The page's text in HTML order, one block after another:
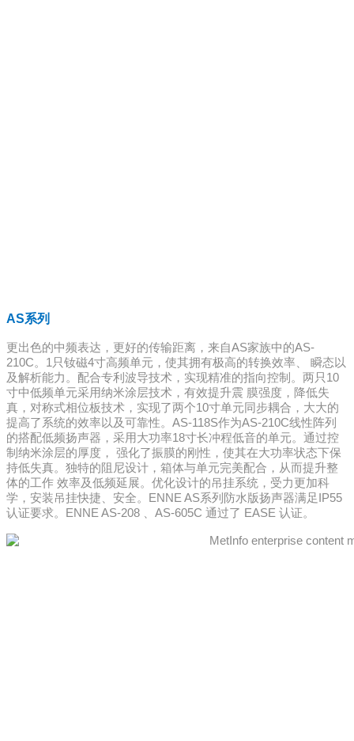
AS系列
更出色的中频表达，更好的传输距离，来自AS家族中的AS‐
210C。1只钕磁4寸高频单元，使其拥有极高的转换效率、 瞬态以
及解析能力。配合专利波导技术，实现精准的指向控制。两只10
寸中低频单元采用纳米涂层技术，有效提升震 膜强度，降低失
真，对称式相位板技术，实现了两个10寸单元同步耦合，大大的
提高了系统的效率以及可靠性。AS‐118S作为AS‐210C线性阵列
的搭配低频扬声器，采用大功率18寸长冲程低音的单元。通过控
制纳米涂层的厚度， 强化了振膜的刚性，使其在大功率状态下保
持低失真。独特的阻尼设计，箱体与单元完美配合，从而提升整
体的工作 效率及低频延展。优化设计的吊挂系统，受力更加科
学，安装吊挂快捷、安全。ENNE AS系列防水版扬声器满足IP55
认证要求。ENNE AS‐208 、AS‐605C 通过了 EASE 认证。